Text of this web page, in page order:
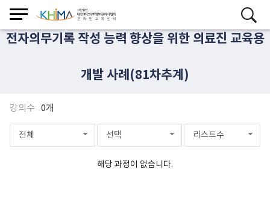
전자의무기록 작성 능력 향상을 위한 의료진 교육용
개발 사례(81차추계)
강의수 0개
전체 선택 리스트수
해당 과정이 없습니다.